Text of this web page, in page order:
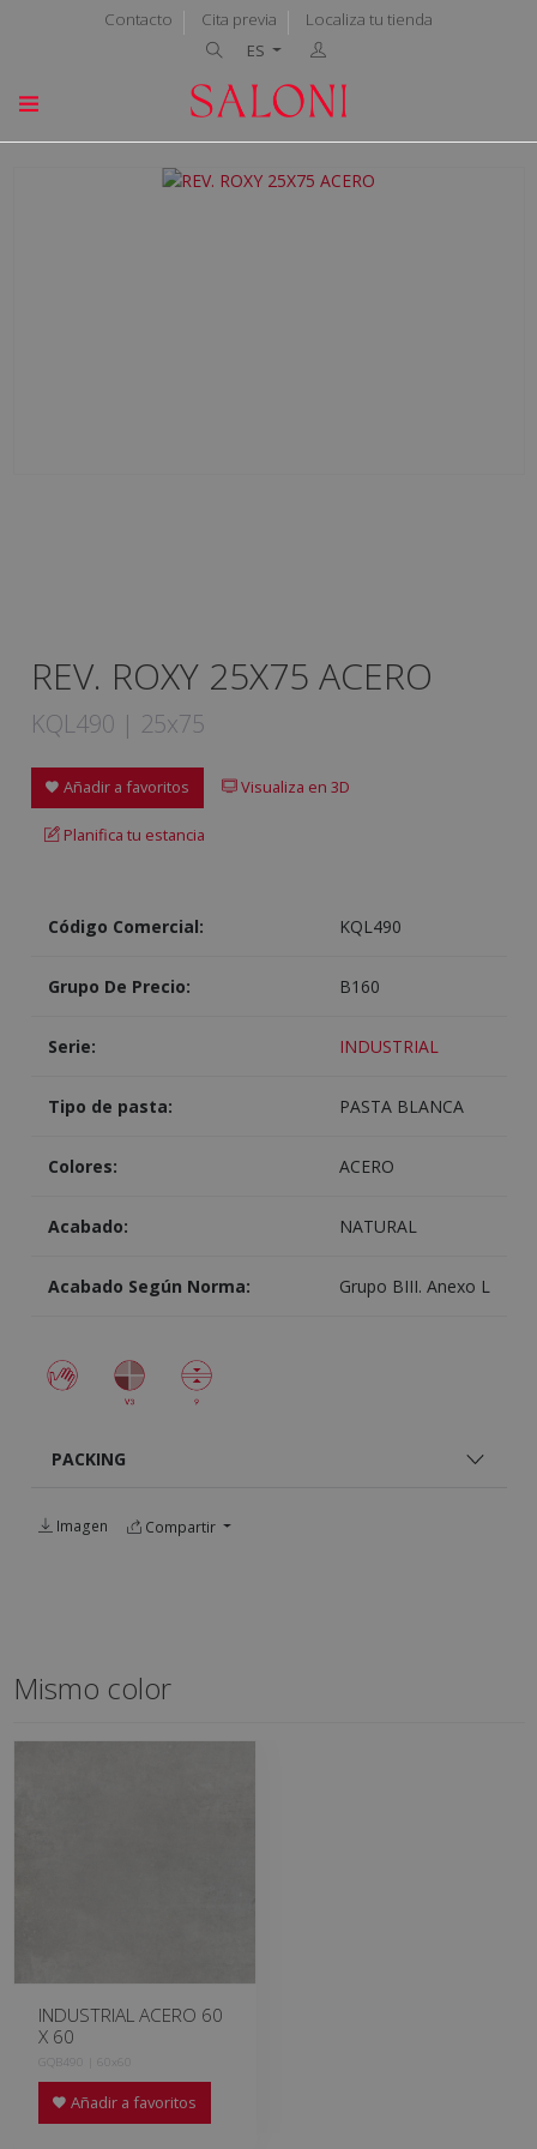
Contacto Cita previa
Localiza tu tienda
ES
REV. ROXY 25X75 ACERO
KQL490 | 25x75
Añadir a favoritos Visualiza en 3D
Planifica tu estancia
Código Comercial: KQL490
Grupo De Precio: B160
Serie: INDUSTRIAL
Tipo de pasta: PASTA BLANCA
Colores: ACERO
Acabado: NATURAL
Acabado Según Norma: Grupo BIII. Anexo L
PACKING
Imagen Compartir
Mismo color
INDUSTRIAL ACERO 60
X 60
GQB490 | 60x60
Añadir a favoritos